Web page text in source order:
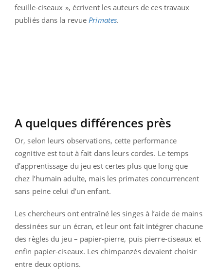
feuille-ciseaux », écrivent les auteurs de ces travaux
publiés dans la revue Primates.
A quelques différences près
Or, selon leurs observations, cette performance
cognitive est tout à fait dans leurs cordes. Le temps
d’apprentissage du jeu est certes plus que long que
chez l’humain adulte, mais les primates concurrencent
sans peine celui d’un enfant.
Les chercheurs ont entraîné les singes à l’aide de mains
dessinées sur un écran, et leur ont fait intégrer chacune
des règles du jeu – papier-pierre, puis pierre-ciseaux et
enfin papier-ciseaux. Les chimpanzés devaient choisir
entre deux options.